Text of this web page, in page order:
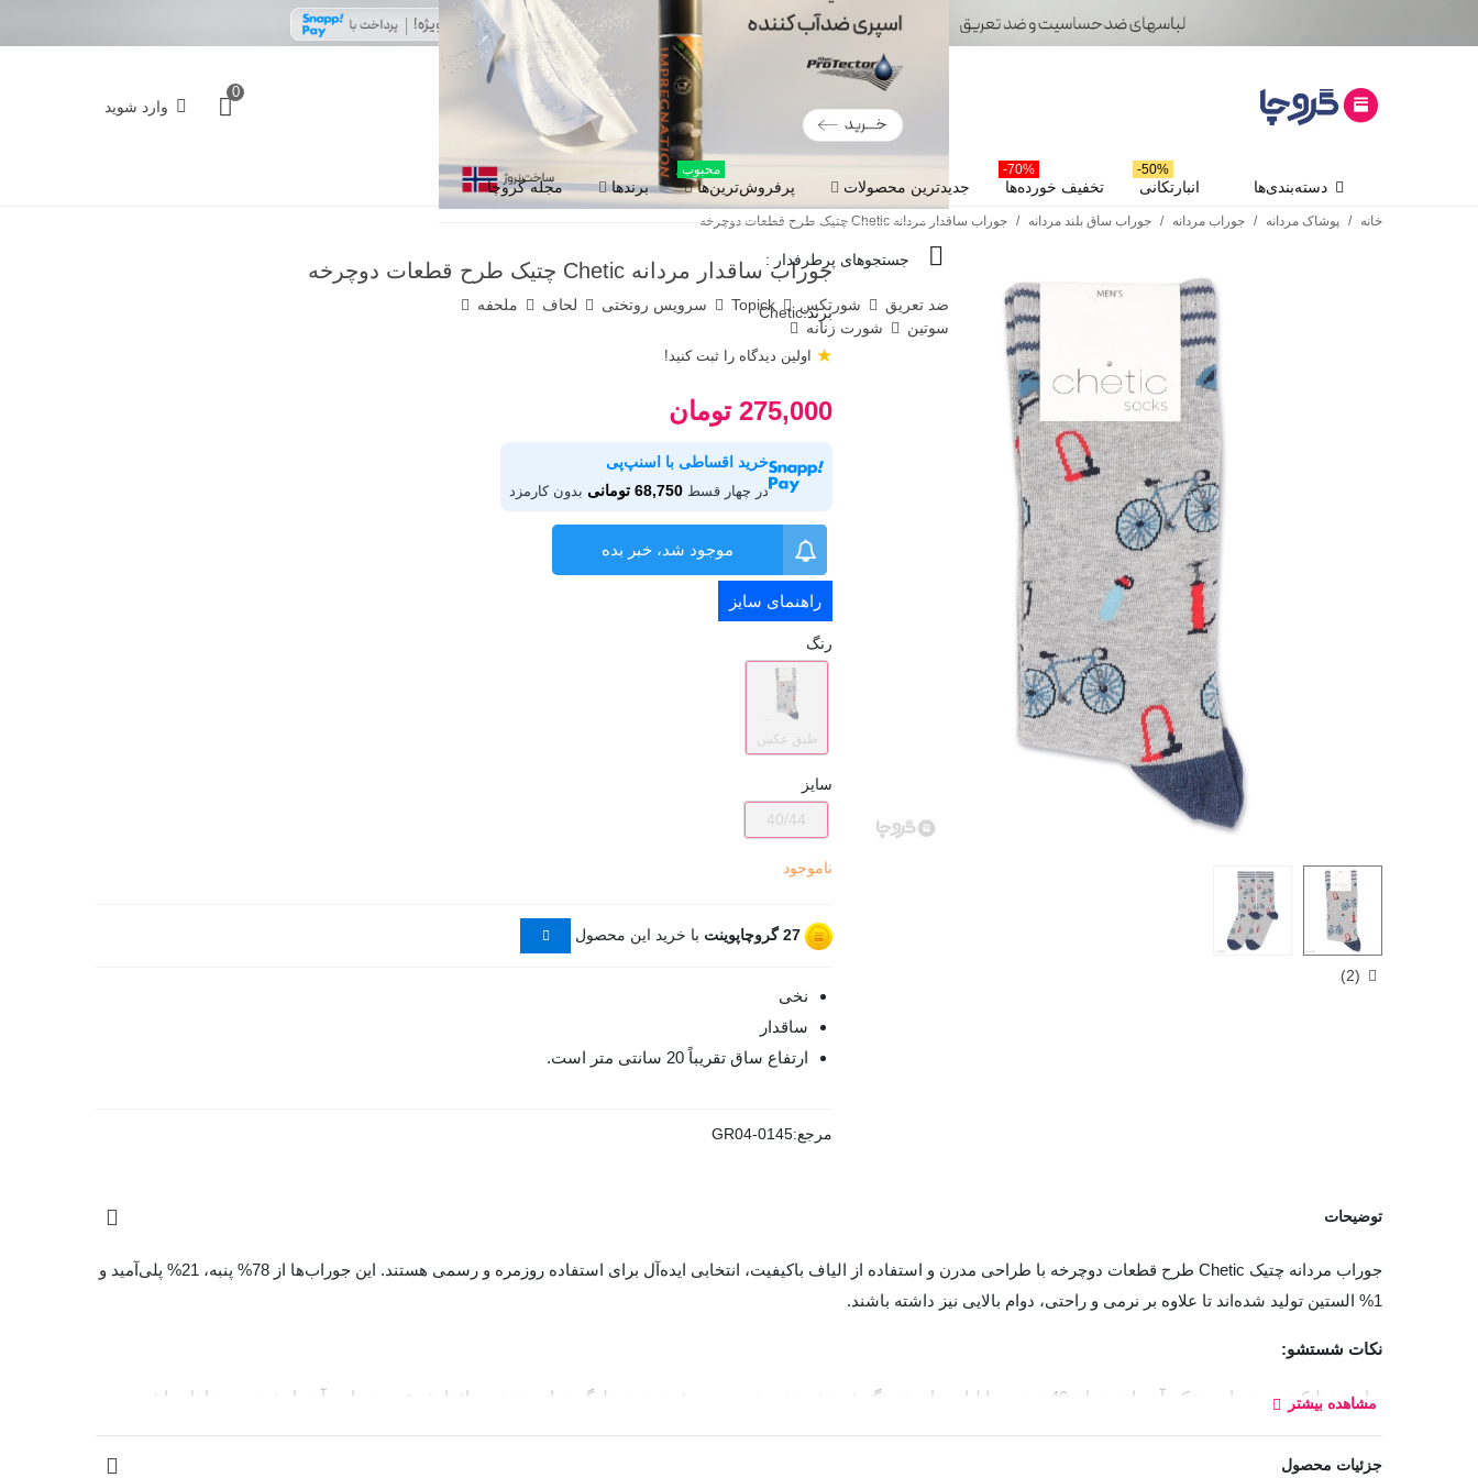
جستجوهای پرطرفدار :
ضد تعریق شورتکس Topick سرویس روتختی لحاف
ملحفه
سوتین
شورت زنانه
0
وارد شوید
دسته‌بندی‌ها انبارتکانی
50%-
تخفیف خورده‌ها
70%-
جدیدترین محصولات پرفروش‌ترین‌ها
محبوب
برندها مجله گروچا
خانه / پوشاک مردانه / جوراب مردانه / جوراب ساق بلند مردانه / جوراب ساقدار مردانه Chetic چتیک طرح قطعات دوچرخه
(
2
)
جوراب ساقدار مردانه Chetic چتیک طرح قطعات دوچرخه
برند:Chetic
اولین دیدگاه را ثبت کنید! ★
275,000 تومان
خرید اقساطی با اسنپ‌پی
در چهار قسط 68,750 تومانی بدون کارمزد
موجود شد، خبر بده
راهنمای سایز
رنگ
طبق عکس
سایز
40/44
ناموجود
27گروچاپوینت با خرید این محصول
نخی
ساقدار
ارتفاع ساق تقریباً 20 سانتی متر است.
مرجع:GR04-0145
توضیحات
جوراب‌ مردانه چتیک Chetic طرح قطعات دوچرخه با طراحی مدرن و استفاده از الیاف باکیفیت، انتخابی ایده‌آل برای استفاده روزمره و رسمی هستند. این جوراب‌ها از 78% پنبه، 21% پلی‌آمید و
1% الستین تولید شده‌اند تا علاوه بر نرمی و راحتی، دوام بالایی نیز داشته باشند.
نکات شستشو:
برای حفظ کیفیت جوراب چتیک، آن را در دمای 40 درجه و با لباس‌های همرنگ شستشو دهید. توصیه می‌شود جهت جلوگیری از پرزدهی و افزایش عمر جوراب، آن را پشت و رو داخل ماشین
مشاهده بیشتر
جزئیات محصول